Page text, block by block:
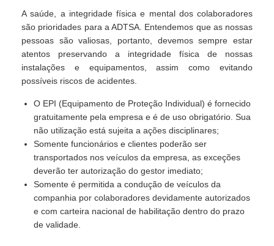
A saúde, a integridade física e mental dos colaboradores
são prioridades para a ADTSA. Entendemos que as nossas
pessoas são valiosas, portanto, devemos sempre estar
atentos preservando a integridade física de nossas
instalações e equipamentos, assim como evitando
possíveis riscos de acidentes.
O EPI (Equipamento de Proteção Individual) é fornecido
gratuitamente pela empresa e é de uso obrigatório. Sua
não utilização está sujeita a ações disciplinares;
Somente funcionários e clientes poderão ser
transportados nos veículos da empresa, as exceções
deverão ter autorização do gestor imediato;
Somente é permitida a condução de veículos da
companhia por colaboradores devidamente autorizados
e com carteira nacional de habilitação dentro do prazo
de validade.